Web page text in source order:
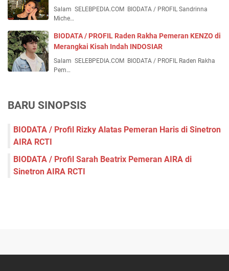
Salam SELEBPEDIA.COM BIODATA / PROFIL Sandrinna
Miche…
BIODATA / PROFIL Raden Rakha Pemeran KENZO di
Merangkai Kisah Indah INDOSIAR
Salam SELEBPEDIA.COM BIODATA / PROFIL Raden Rakha
Pem…
BARU SINOPSIS
BIODATA / Profil Rizky Alatas Pemeran Haris di Sinetron
AIRA RCTI
BIODATA / Profil Sarah Beatrix Pemeran AIRA di
Sinetron AIRA RCTI